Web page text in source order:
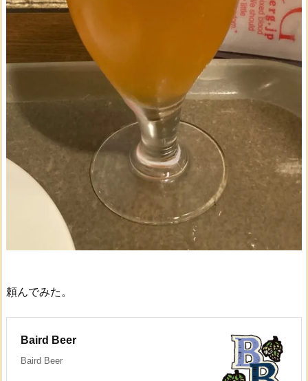
頼んでみた。
Baird Beer
Baird Beer